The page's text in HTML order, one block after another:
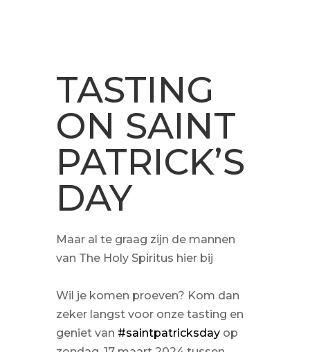
TASTING
ON SAINT
PATRICK’S
DAY
Maar al te graag zijn de mannen
van The Holy Spiritus hier bij
Wil je komen proeven? Kom dan
zeker langst voor onze tasting en
geniet van #saintpatricksdayop